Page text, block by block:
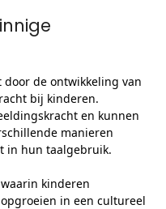
de ontwikkeling van
bij kinderen.
en kunnen
manieren
in hun taalgebruik.
kinderen
in een cultureel